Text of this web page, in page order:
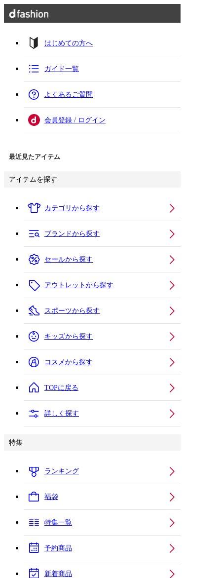
はじめての方へ
ガイド一覧
よくあるご質問
会員登録 / ログイン
最近見たアイテム
アイテムを探す
カテゴリから探す
ブランドから探す
セールから探す
アウトレットから探す
スポーツから探す
キッズから探す
コスメから探す
TOPに戻る
詳しく探す
特集
ランキング
福袋
特集一覧
予約商品
新着商品